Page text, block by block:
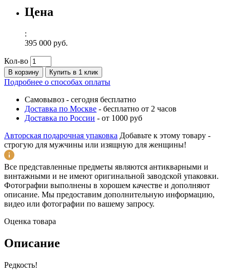
Цена
:
395 000 руб.
Кол-во
В корзину Купить в 1 клик
Подробнее о способах оплаты
Самовывоз - сегодня бесплатно
Доставка по Москве - бесплатно от 2 часов
Доставка по России - от 1000 руб
Авторская подарочная упаковка Добавьте к этому товару -
строгую для мужчины или изящную для женщины!
Все представленные предметы являются антикварными и
винтажными и не имеют оригинальной заводской упаковки.
Фотографии выполнены в хорошем качестве и дополняют
описание. Мы предоставим дополнительную информацию,
видео или фотографии по вашему запросу.
Оценка товара
Описание
Редкость!